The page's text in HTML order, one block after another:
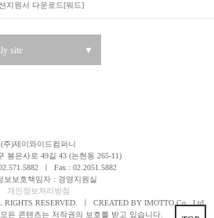
지원서 다운로드[워드]
site ▼
(주)제이와이드컴퍼니
봉은사로 49길 43 (논현동 265-11)
Fax : 02.2051.5882
보보호책임자 : 경영지원실
개인정보처리방침
RESERVED.
CREATED BY IMOTTO Co., Ltd.
든 콘텐츠는 저작권의 보호를 받고 있습니다.